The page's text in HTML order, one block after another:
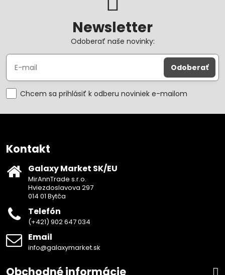
Newsletter
Odoberať naše novinky:
Odoberať
Chcem sa prihlásiť k odberu noviniek e-mailom
Kontakt
Galaxy Market SK/EU
MirAnnTrade s.r.o.
Hviezdoslavova 297
014 01 Bytča
Telefón
(+421) 902 647 034
Email
info@galaxymarket.sk
Obchodné informácie